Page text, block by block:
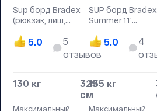
Sup борд Bradex
(рюкзак, лиш,
Slide)5.0
5
отзывов
130 кг
Максимальный
329
см
SUP борд Bradex
Summer 11’
насос, плавник
Slide)
5.0
4
155 кг
Максимальный